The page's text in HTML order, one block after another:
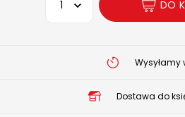
DO
Wysyłamy
Dostawa do